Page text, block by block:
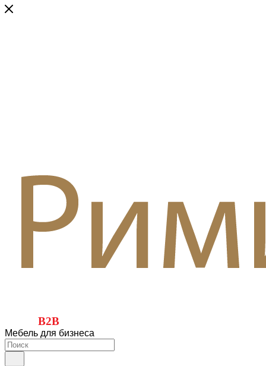
B2B
Мебель для бизнеса